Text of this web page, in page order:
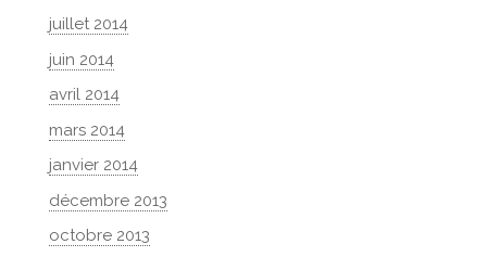
juillet 2014
juin 2014
avril 2014
mars 2014
janvier 2014
décembre 2013
octobre 2013